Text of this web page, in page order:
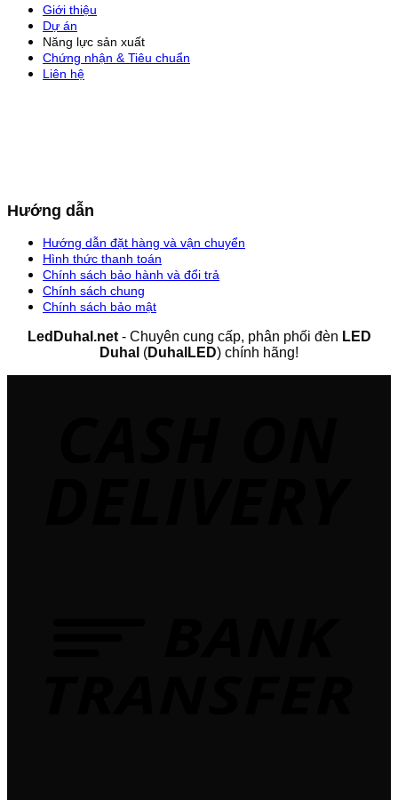
Giới thiệu
Dự án
Năng lực sản xuất
Chứng nhận & Tiêu chuẩn
Liên hệ
Hướng dẫn
Hướng dẫn đặt hàng và vận chuyển
Hình thức thanh toán
Chính sách bảo hành và đổi trả
Chính sách chung
Chính sách bảo mật
LedDuhal.net- Chuyên cung cấp, phân phối đèn LED
Duhal (DuhalLED) chính hãng!